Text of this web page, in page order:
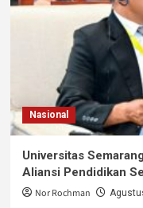
Nasional
Universitas
Aliansi Pendidikan
Nor Rochman